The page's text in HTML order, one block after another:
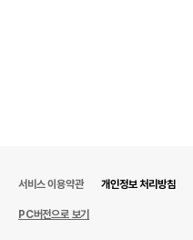
서비스 이용약관 개인정보 처리방침
PC버전으로 보기